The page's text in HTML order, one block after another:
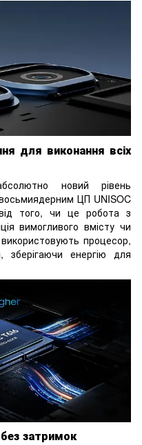
для виконання всіх
новий рівень
ЦП UNISOC
того, чи це робота з
вимогливого вмісту чи
використовують процесор,
зберігаючи енергію для
затримок